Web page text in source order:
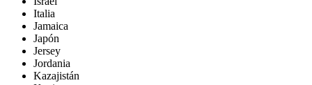
Italia
Jamaica
Japón
Jersey
Jordania
Kazajistán